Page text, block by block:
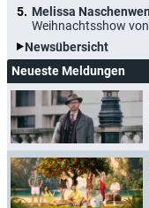
Melissa
Weihnachtsshow von
Newsübersicht
Neueste Meldungen